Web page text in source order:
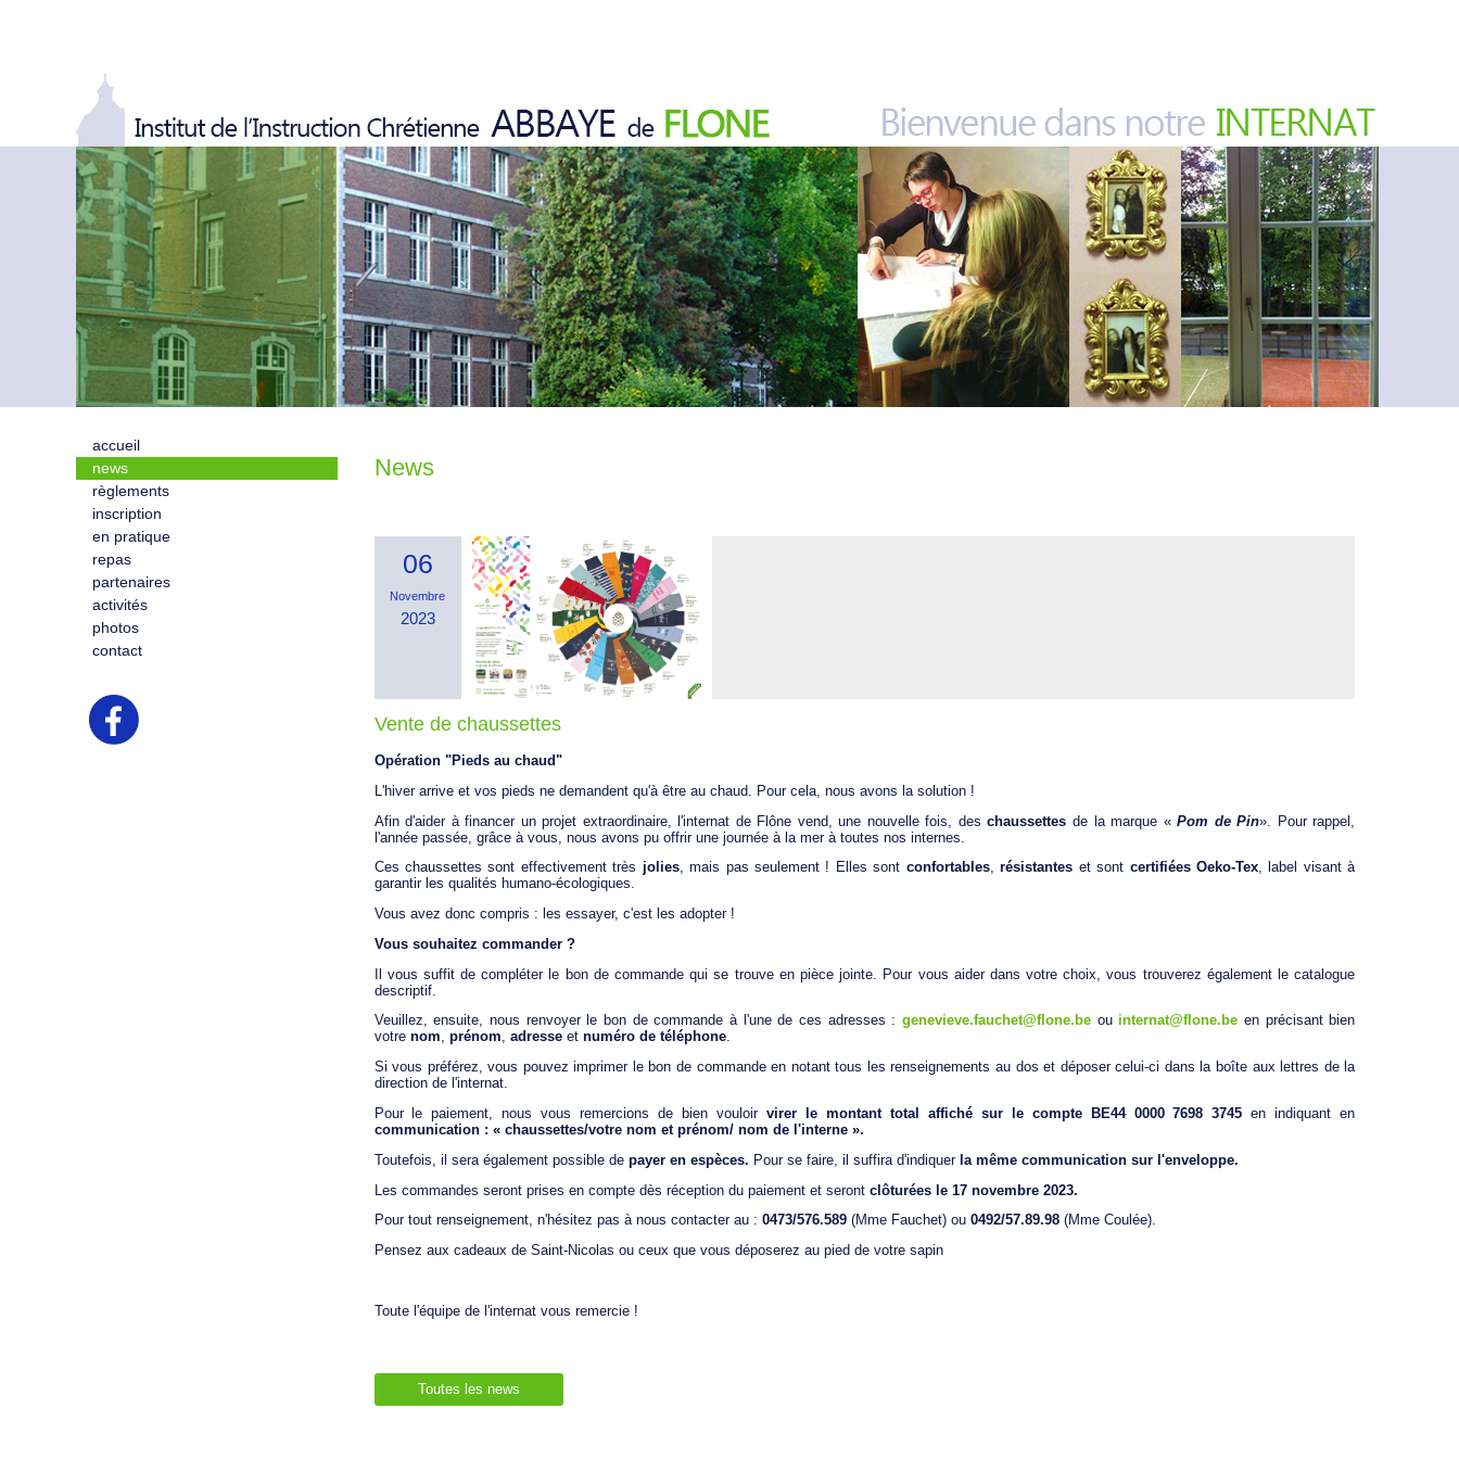
accueil
news
règlements
inscription
en pratique
repas
partenaires
activités
photos
contact
News
06
Novembre
2023
Vente de chaussettes
Opération "Pieds au chaud"
L'hiver arrive et vos pieds ne demandent qu'à être au chaud. Pour cela, nous avons la solution !
Afin d'aider à financer un projet extraordinaire, l'internat de Flône vend, une nouvelle fois, deschaussettes de la marque «Pom de Pin». Pour rappel,
l'année passée, grâce à vous, nous avons pu offrir une journée à la mer à toutes nos internes.
Ces chaussettes sont effectivement très jolies, mais pas seulement ! Elles sont confortables,résistantes et sont certifiées Oeko-Tex, label visant à
garantir les qualités humano-écologiques.
Vous avez donc compris : les essayer, c'est les adopter !
Vous souhaitez commander ?
Il vous suffit de compléter le bon de commande qui se trouve en pièce jointe. Pour vous aider dans votre choix, vous trouverez également le catalogue
descriptif.
Veuillez, ensuite, nous renvoyer le bon de commande à l'une de ces adresses : genevieve.fauchet@flone.beou internat@flone.be en précisant bien
votre nom, prénom, adresseet numéro de téléphone.
Si vous préférez, vous pouvez imprimer le bon de commande en notant tous les renseignements au dos et déposer celui-ci dans la boîte aux lettres de la
direction de l'internat.
Pour le paiement, nous vous remercions de bien vouloirvirer le montant total affiché sur le compte BE44 0000 7698 3745 en indiquant en
communication : « chaussettes/votre nom et prénom/ nom de l'interne ».
Toutefois, il sera également possible depayer en espèces. Pour se faire, il suffira d'indiquer la même communication sur l'enveloppe.
Les commandes seront prises en compte dès réception du paiement et serontclôturées le 17 novembre 2023.
Pour tout renseignement, n'hésitez pas à nous contacter au : 0473/576.589(Mme Fauchet) ou 0492/57.89.98(Mme Coulée).
Pensez aux cadeaux de Saint-Nicolas ou ceux que vous déposerez au pied de votre sapin
Toute l'équipe de l'internat vous remercie !
Toutes les news